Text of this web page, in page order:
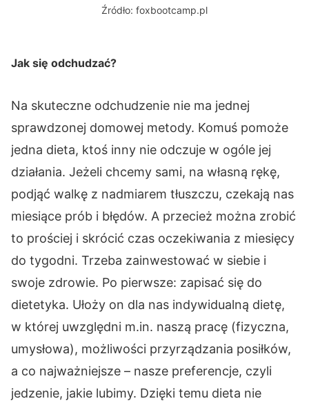
Źródło: foxbootcamp.pl
Jak się odchudzać?
Na skuteczne odchudzenie nie ma jednej
sprawdzonej domowej metody. Komuś pomoże
jedna dieta, ktoś inny nie odczuje w ogóle jej
działania. Jeżeli chcemy sami, na własną rękę,
podjąć walkę z nadmiarem tłuszczu, czekają nas
miesiące prób i błędów. A przecież można zrobić
to prościej i skrócić czas oczekiwania z miesięcy
do tygodni. Trzeba zainwestować w siebie i
swoje zdrowie. Po pierwsze: zapisać się do
dietetyka. Ułoży on dla nas indywidualną dietę,
w której uwzględni m.in. naszą pracę (fizyczna,
umysłowa), możliwości przyrządzania posiłków,
a co najważniejsze – nasze preferencje, czyli
jedzenie, jakie lubimy. Dzięki temu dieta nie